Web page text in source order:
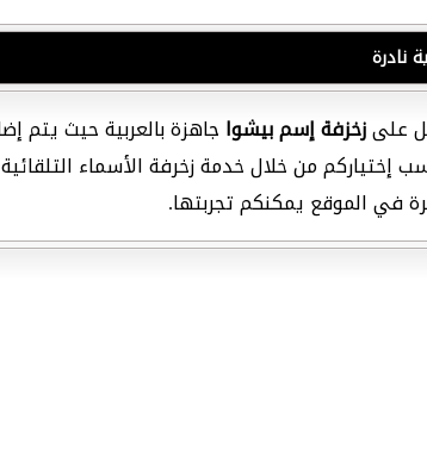
نادرة
علىزخزفة إسم بيشوا جاهزة بالعربية حيث يتم
إختياركم من خلال خدمة زخرفة الأسماء
في الموقع يمكنكم تجربتها.